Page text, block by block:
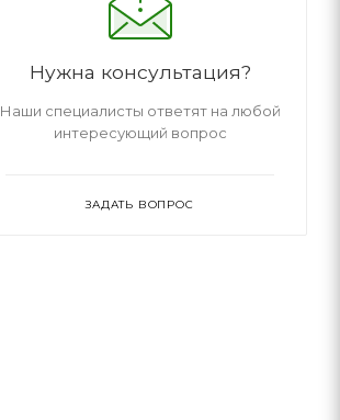
Нужна консультация?
Наши специалисты ответят на любой
интересующий вопрос
ЗАДАТЬ ВОПРОС